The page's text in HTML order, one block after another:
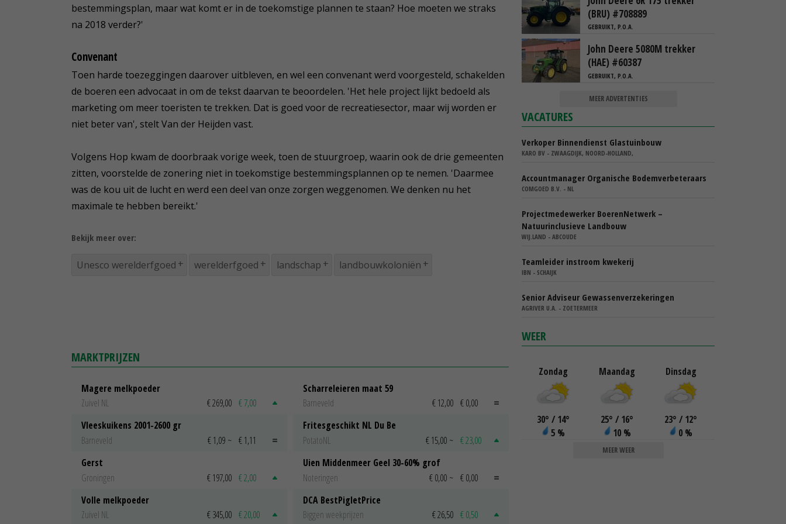
bestemmingsplan, maar wat komt er in de toekomstige plannen te staan? Hoe moeten we straks
na 2018 verder?'
Convenant
Toen harde toezeggingen daarover uitbleven, en wel een convenant werd voorgesteld, schakelden
de boeren een advocaat in om de tekst daarvan te beoordelen. 'Het hele project lijkt bedoeld als
marketing om meer toeristen te trekken. Dat is goed voor de recreatiesector, maar wij worden er
niet beter van', stelt Van der Heijden vast.
Volgens Hop kwam de doorbraak vorige week, toen de stuurgroep, waarin ook de drie gemeenten
zitten, voorstelde de zonering niet in toekomstige bestemmingsplannen op te nemen. 'Daarmee
was de kou uit de lucht en werd een deel van onze zorgen weggenomen. We denken nu het
maximale te hebben bereikt.'
Bekijk meer over:
Unesco werelderfgoed werelderfgoed landschap landbouwkoloniën
MARKTPRIJZEN
Magere melkpoeder
Zuivel NL
€ 269,00 € 7,00
Vleeskuikens 2001-2600 gr
Barneveld
€ 1,09 ~ € 1,11
Gerst
Groningen
€ 197,00 € 2,00
Volle melkpoeder
Zuivel NL
€ 345,00 € 20,00
Scharreleieren maat 59
Barneveld
€ 12,00 € 0,00
Fritesgeschikt NL Du Be
PotatoNL
€ 15,00 ~ € 23,00
Uien Middenmeer Geel 30-60% grof
Noteringen
€ 0,00 ~ € 0,00
DCA BestPigletPrice
Biggen weekprijzen
€ 26,50 € 0,50
(BRU) #708889
GEBRUIKT, P.O.A.
John Deere 5080M trekker
(HAE) #60387
GEBRUIKT, P.O.A.
MEER ADVERTENTIES
VACATURES
Verkoper Binnendienst Glastuinbouw
KARO BV - ZWAAGDIJK, NOORD-HOLLAND,
Accountmanager Organische Bodemverbeteraars
COMGOED B.V. - NL
Projectmedewerker BoerenNetwerk –
Natuurinclusieve Landbouw
WIJ.LAND - ABCOUDE
Teamleider instroom kwekerij
IBN - SCHAIJK
Senior Adviseur Gewassenverzekeringen
AGRIVER U.A. - ZOETERMEER
WEER
Zondag
30° / 14°
5 %
Maandag
25° / 16°
10 %
Dinsdag
23° / 12°
0 %
MEER WEER